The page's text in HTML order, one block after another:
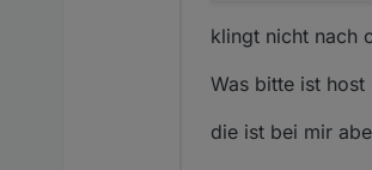
klingt nicht nach
Was bitte ist
die ist bei mir